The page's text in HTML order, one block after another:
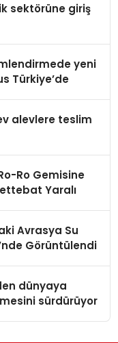
sektörüne giriş
yeni
Türkiye’de
alevlere teslim
Ro Gemisine
Yaralı
Avrasya Su
Görüntülendi
dünyaya
sürdürüyor